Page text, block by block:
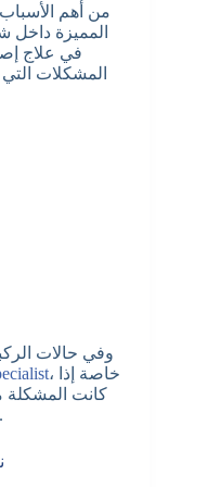
من أهم
المميزة داخل
في علاج
المشكلات
وفي حالات
، خاصة إذا
كانت المشكلة
إصابات الملاعب، أو عدم ثبات الركبة.